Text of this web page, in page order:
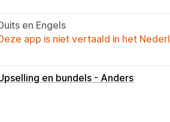
en Engels
app is niet vertaald in het
en bundels - Anders